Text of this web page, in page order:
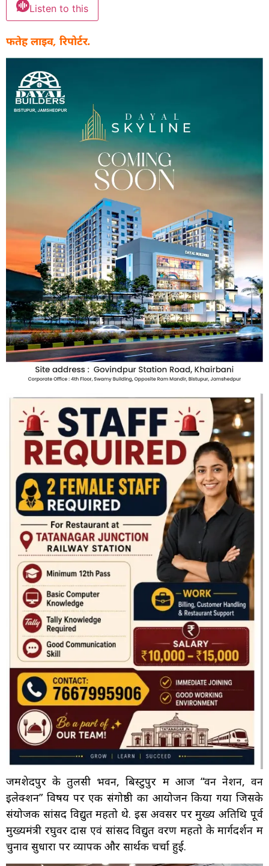
Listen to this
फतेह लाइव, रिपोर्टर.
जमशेदपुर के तुलसी भवन, बिस्टुपुर में आज “वन नेशन, वन
इलेक्शन” विषय पर एक संगोष्ठी का आयोजन किया गया जिसके
संयोजक सांसद विद्युत महतो थे. इस अवसर पर मुख्य अतिथि पूर्व
मुख्यमंत्री रघुवर दास एवं सांसद विद्युत वरण महतो के मार्गदर्शन में
चुनाव सुधारों पर व्यापक और सार्थक चर्चा हुई.